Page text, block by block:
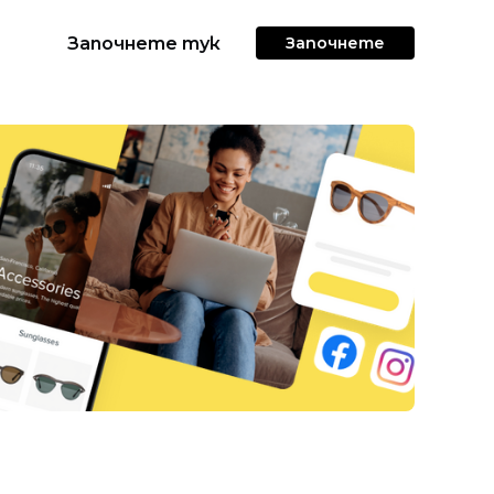
Започнете тук Започнете